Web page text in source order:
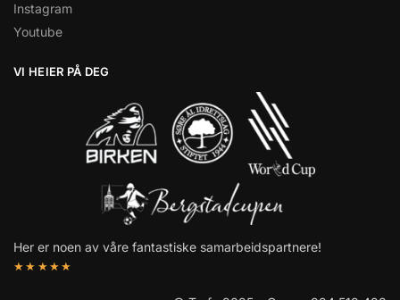
Instagram
Youtube
VI HEIER PÅ DEG
Her er noen av våre fantastiske samarbeidspartnere!
★★★★★